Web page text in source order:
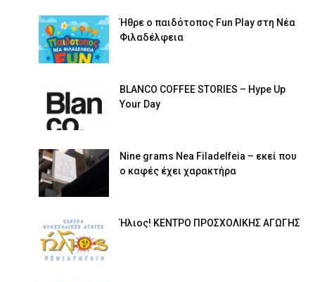
Ήθρε ο παιδότοπος Fun Play στη Νέα
Φιλαδέλφεια
BLANCO COFFEE STORIES – Hype Up
Your Day
Nine grams Nea Filadelfeia – εκεί που
ο καφές έχει χαρακτήρα
Ήλιος! ΚΕΝΤΡΟ ΠΡΟΣΧΟΛΙΚΗΣ ΑΓΩΓΗΣ